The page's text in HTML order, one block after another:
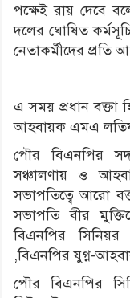
পক্ষেই রায় দেবে
দলের ঘোষিত
নেতাকর্মীদের প্রতি
এ সময় প্রধান বক্তা
আহবায়ক এমএ
পৌর বিএনপির
সঞ্চালণায় ও
সভাপতিত্বে আরো
সভাপতি বীর
বিএনপির
,বিএনপির যুগ্ন-
পৌর বিএনপির